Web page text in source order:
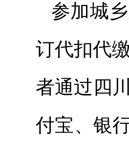
参加城
订代扣代
者通过四
付宝、银